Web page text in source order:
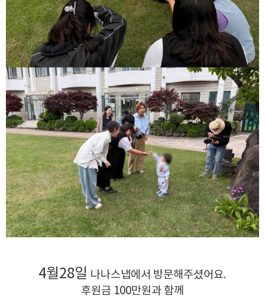
4월28일 나나스냅에서 방문해주셨어요.
후원금 100만원과 함께